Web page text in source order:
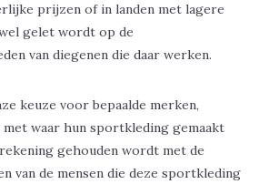
prijzen of in landen met lagere
gelet wordt op de
van diegenen die daar werken.
keuze voor bepaalde merken,
waar hun sportkleding gemaakt
gehouden wordt met de
van de mensen die deze sportkleding